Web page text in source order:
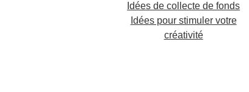
Idées de collecte de fonds
Idées pour stimuler votre
créativité